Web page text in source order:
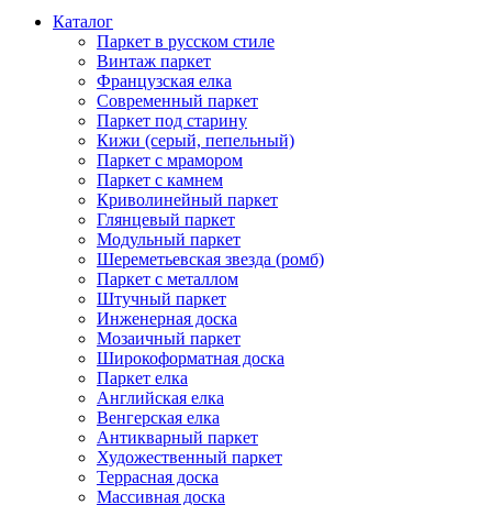
Каталог
Паркет в русском стиле
Винтаж паркет
Французская елка
Современный паркет
Паркет под старину
Кижи (серый, пепельный)
Паркет с мрамором
Паркет с камнем
Криволинейный паркет
Глянцевый паркет
Модульный паркет
Шереметьевская звезда (ромб)
Паркет с металлом
Штучный паркет
Инженерная доска
Мозаичный паркет
Широкоформатная доска
Паркет елка
Английская елка
Венгерская елка
Антикварный паркет
Художественный паркет
Террасная доска
Массивная доска